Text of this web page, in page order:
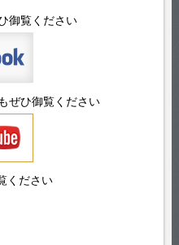
御覧ください
ぜひ御覧ください
ください